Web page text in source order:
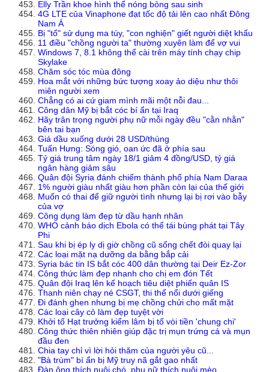
Elly Trần khoe hình thể nóng bỏng sau sinh
4G LTE của Vinaphone đạt tốc độ tải lên cao nhất Đông
Nam Á
Bị "tố" sử dụng ma túy, "con nghiện" giết người diệt khẩu
11 điều "chồng người ta" thường xuyên làm để vợ vui
Windows 7, 8.1 không thể cài trên máy tính chạy chip
Skylake
Chăm sóc tóc mùa đông
Hoa mắt với những bức tượng xoay ảo diệu như thôi
miên người xem
Chẳng có ai cứ giam mình mãi một nỗi đau...
Công dân Mỹ bị bắt cóc bí ẩn tại Iraq
Hãy trân trọng người phụ nữ mỗi ngày đều "cằn nhằn"
bên tai bạn
Giá dầu xuống dưới 28 USD/thùng
Tuấn Hưng: Sóng gió, oan ức đã ở phía sau
Tỷ giá trung tâm ngày 18/1 giảm 4 đồng/USD, tỷ giá
ngân hàng giảm sâu
Quân đội Syria đánh chiếm thành phố phía Nam Daraa
1% người giàu nhất giàu hơn phần còn lại của thế giới
Muốn có thai để giữ người tình nhưng lại bị rơi vào bẫy
của vợ
Công dụng làm đẹp từ dầu hạnh nhân
WHO cảnh báo dịch Ebola có thể tái bùng phát tại Tây
Phi
Sau khi bị ép ly dị giờ chồng cũ sống chết đòi quay lại
Các loại mặt nạ dưỡng da bằng bắp cải
Syria bác tin IS bắt cóc 400 dân thường tại Deir Ez-Zor
Công thức làm đẹp nhanh cho chị em đón Tết
Quân đội Iraq lên kế hoạch tiêu diệt phiến quân IS
Thanh niên chạy né CSGT, thi thể nổi dưới giếng
Đi đánh ghen nhưng bị mẹ chồng chửi cho mất mặt
Các loại cây cỏ làm đẹp tuyệt vời
Khởi tố Hạt trưởng kiểm lâm bị tố vòi tiền 'chung chi'
Công thức thiên nhiên giúp đặc trị mụn trứng cá và mụn
đầu đen
Chia tay chỉ vì lời hỏi thăm của người yêu cũ...
"Bà trùm" bí ẩn bị Mỹ truy nã gắt gao nhất
Đàn ông thích nuôi chó, phụ nữ thích nuôi mèo